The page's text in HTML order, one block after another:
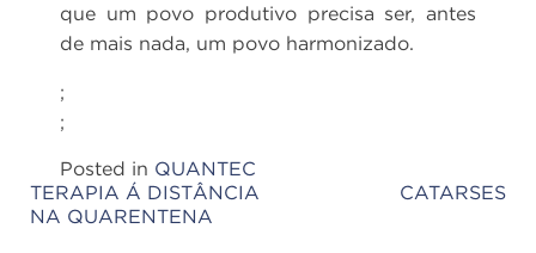
que um povo produtivo precisa ser, antes
de mais nada, um povo harmonizado.
;
;
Posted in QUANTEC
Post
navigation
TERAPIA Á DISTÂNCIA
NA QUARENTENA
CATARSES